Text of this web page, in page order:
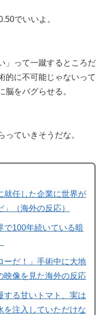
でいいよ。
」って一蹴するところだ
的に不可能じゃないって
脳をバグらせる。
っていきそうだな。
就任した企業に世界が
（海外の反応）
で100年続いている暗
ーだ！」手術中に大地
映像を見た海外の反応
する甘いトマト、実は
を注入していただけな